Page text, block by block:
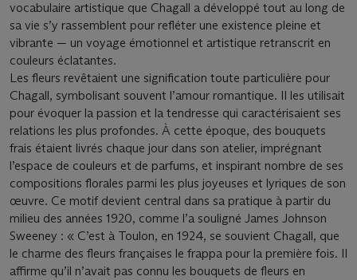
vocabulaire artistique que Chagall a développé tout au long de
sa vie s’y rassemblent pour refléter une existence pleine et
vibrante — un voyage émotionnel et artistique retranscrit en
couleurs éclatantes.
Les fleurs revêtaient une signification toute particulière pour
Chagall, symbolisant souvent l’amour romantique. Il les utilisait
pour évoquer la passion et la tendresse qui caractérisaient ses
relations les plus profondes. À cette époque, des bouquets
frais étaient livrés chaque jour dans son atelier, imprégnant
l’espace de couleurs et de parfums, et inspirant nombre de ses
compositions florales parmi les plus joyeuses et lyriques de son
œuvre. Ce motif devient central dans sa pratique à partir du
milieu des années 1920, comme l’a souligné James Johnson
Sweeney : « C’est à Toulon, en 1924, se souvient Chagall, que
le charme des fleurs françaises le frappa pour la première fois. Il
affirme qu’il n’avait pas connu les bouquets de fleurs en